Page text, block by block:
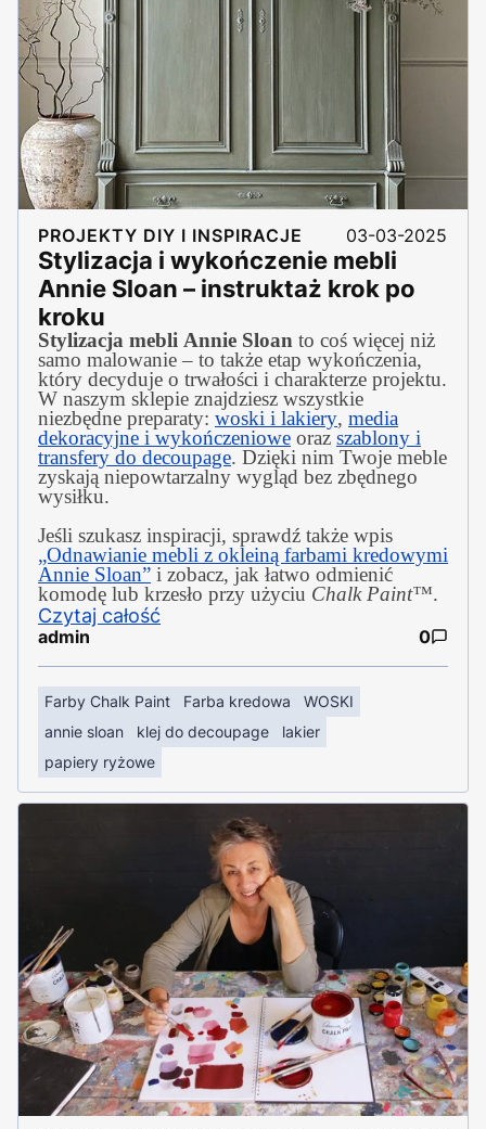
PROJEKTY DIY I INSPIRACJE 03-03-2025
Stylizacja i wykończenie mebli
Annie Sloan – instruktaż krok po
kroku
Stylizacja mebli Annie Sloan to coś więcej niż
samo malowanie – to także etap wykończenia,
który decyduje o trwałości i charakterze projektu.
W naszym sklepie znajdziesz wszystkie
niezbędne preparaty: woski i lakiery, media
dekoracyjne i wykończeniowe oraz szablony i
transfery do decoupage. Dzięki nim Twoje meble
zyskają niepowtarzalny wygląd bez zbędnego
wysiłku.
Jeśli szukasz inspiracji, sprawdź także wpis
„Odnawianie mebli z okleiną farbami kredowymi
Annie Sloan” i zobacz, jak łatwo odmienić
komodę lub krzesło przy użyciu Chalk Paint™.
Czytaj całość
admin 0
Farby Chalk Paint Farba kredowa
WOSKI
annie sloan
klej do decoupage
lakier
papiery ryżowe